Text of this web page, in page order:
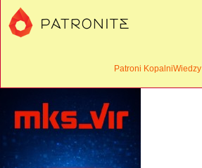
Patroni KopalniWiedzy